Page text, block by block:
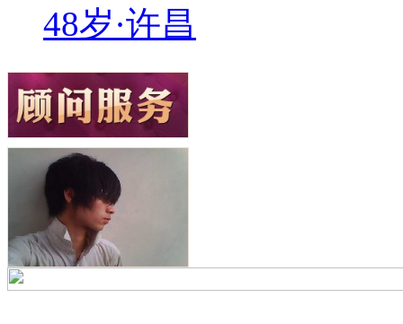
48岁·许昌